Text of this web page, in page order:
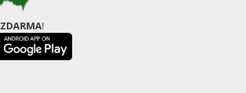
ZDARMA!